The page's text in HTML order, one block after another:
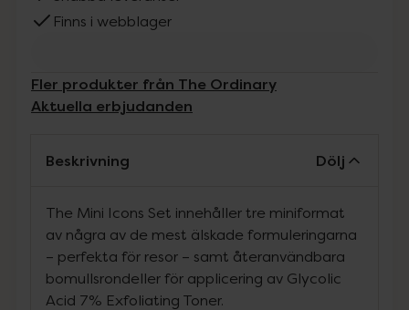
Finns i webblager
Fler produkter från The Ordinary
Aktuella erbjudanden
Beskrivning Dölj
The Mini Icons Set innehåller tre miniformat
av några av de mest älskade formuleringarna
– perfekta för resor – samt återanvändbara
bomullsrondeller för applicering av Glycolic
Acid 7% Exfoliating Toner.